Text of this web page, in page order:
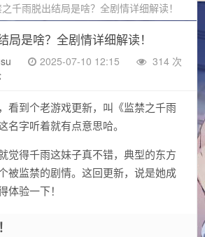
千雨脱出结局是啥？全剧情详细解读！
局是啥？全剧情详细解读！
2025-07-10 12:15
314 次
看到个老游戏更新，叫《监禁之千雨
名字听着就有点意思哈。
觉得千雨这妹子真不错，典型的东方
被监禁的剧情。这回更新，说是她成
体验一下！